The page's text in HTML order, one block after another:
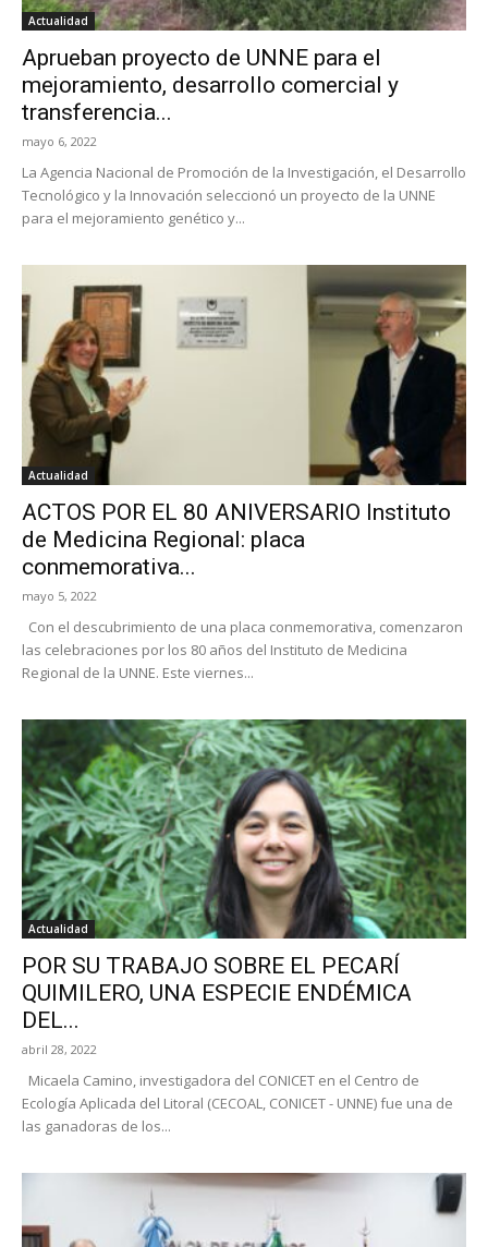
Actualidad
Aprueban proyecto de UNNE para el
mejoramiento, desarrollo comercial y
transferencia...
mayo 6, 2022
La Agencia Nacional de Promoción de la Investigación, el Desarrollo
Tecnológico y la Innovación seleccionó un proyecto de la UNNE
para el mejoramiento genético y...
Actualidad
ACTOS POR EL 80 ANIVERSARIO Instituto
de Medicina Regional: placa
conmemorativa...
mayo 5, 2022
Con el descubrimiento de una placa conmemorativa, comenzaron
las celebraciones por los 80 años del Instituto de Medicina
Regional de la UNNE. Este viernes...
Actualidad
POR SU TRABAJO SOBRE EL PECARÍ
QUIMILERO, UNA ESPECIE ENDÉMICA
DEL...
abril 28, 2022
Micaela Camino, investigadora del CONICET en el Centro de
Ecología Aplicada del Litoral (CECOAL, CONICET - UNNE) fue una de
las ganadoras de los...